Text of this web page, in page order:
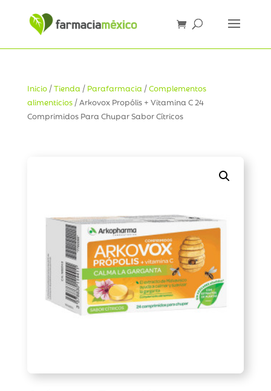
Inicio/Tienda / Parafarmacia /Complementos
alimenticios/ Arkovox Propólis + Vitamina C 24
Comprimidos Para Chupar Sabor Cítricos